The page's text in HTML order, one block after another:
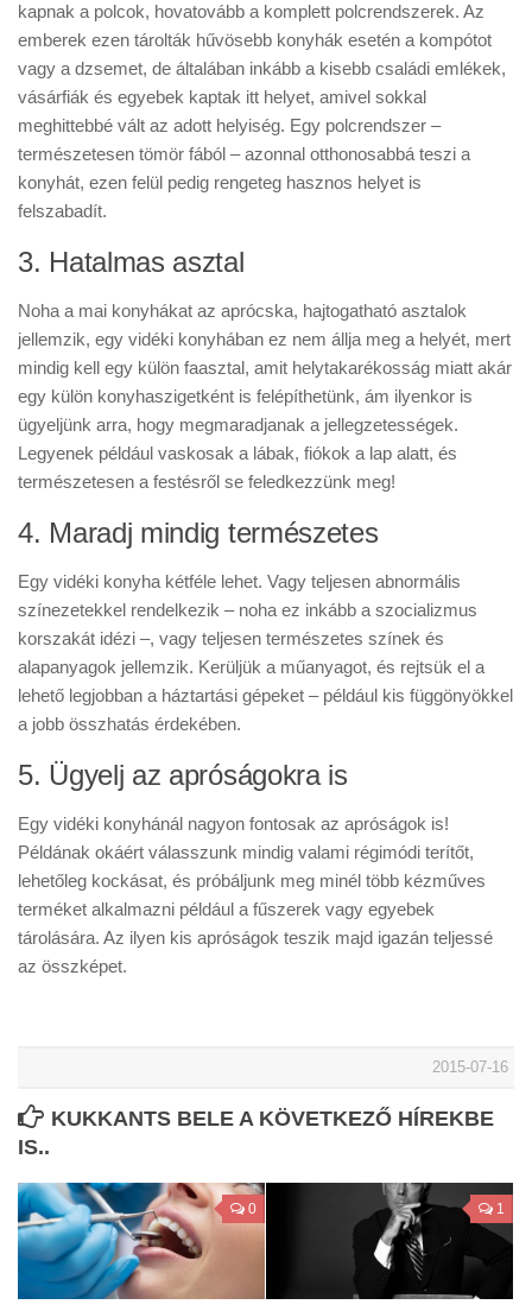
kapnak a polcok, hovatovább a komplett polcrendszerek. Az
emberek ezen tárolták hűvösebb konyhák esetén a kompótot
vagy a dzsemet, de általában inkább a kisebb családi emlékek,
vásárfiák és egyebek kaptak itt helyet, amivel sokkal
meghittebbé vált az adott helyiség. Egy polcrendszer –
természetesen tömör fából – azonnal otthonosabbá teszi a
konyhát, ezen felül pedig rengeteg hasznos helyet is
felszabadít.
3. Hatalmas asztal
Noha a mai konyhákat az aprócska, hajtogatható asztalok
jellemzik, egy vidéki konyhában ez nem állja meg a helyét, mert
mindig kell egy külön faasztal, amit helytakarékosság miatt akár
egy külön konyhaszigetként is felépíthetünk, ám ilyenkor is
ügyeljünk arra, hogy megmaradjanak a jellegzetességek.
Legyenek például vaskosak a lábak, fiókok a lap alatt, és
természetesen a festésről se feledkezzünk meg!
4. Maradj mindig természetes
Egy vidéki konyha kétféle lehet. Vagy teljesen abnormális
színezetekkel rendelkezik – noha ez inkább a szocializmus
korszakát idézi –, vagy teljesen természetes színek és
alapanyagok jellemzik. Kerüljük a műanyagot, és rejtsük el a
lehető legjobban a háztartási gépeket – például kis függönyökkel
a jobb összhatás érdekében.
5. Ügyelj az apróságokra is
Egy vidéki konyhánál nagyon fontosak az apróságok is!
Példának okáért válasszunk mindig valami régimódi terítőt,
lehetőleg kockásat, és próbáljunk meg minél több kézműves
terméket alkalmazni például a fűszerek vagy egyebek
tárolására. Az ilyen kis apróságok teszik majd igazán teljessé
az összképet.
2015-07-16
KUKKANTS BELE A KÖVETKEZŐ HÍREKBE
IS..
0 1